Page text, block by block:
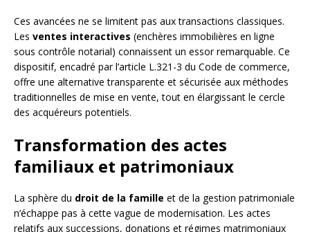
Ces avancées ne se limitent pas aux transactions classiques.
Les ventes interactives (enchères immobilières en ligne
sous contrôle notarial) connaissent un essor remarquable. Ce
dispositif, encadré par l’article L.321-3 du Code de commerce,
offre une alternative transparente et sécurisée aux méthodes
traditionnelles de mise en vente, tout en élargissant le cercle
des acquéreurs potentiels.
Transformation des actes
familiaux et patrimoniaux
La sphère du droit de la famille et de la gestion patrimoniale
n’échappe pas à cette vague de modernisation. Les actes
relatifs aux successions, donations et régimes matrimoniaux